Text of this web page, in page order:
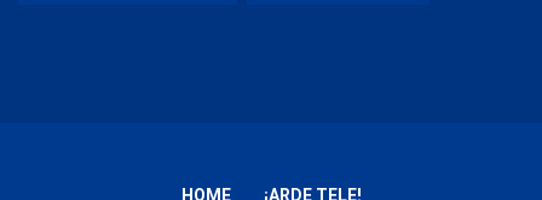
HOME ¡ARDE TELE!